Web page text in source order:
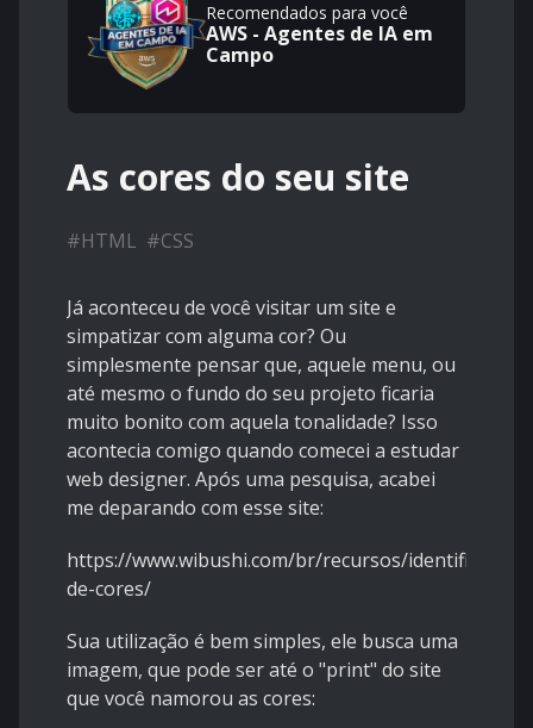
Recomendados para você
AWS - Agentes de IA em
Campo
As cores do seu site
#HTML #CSS
Já aconteceu de você visitar um site e
simpatizar com alguma cor? Ou
simplesmente pensar que, aquele menu, ou
até mesmo o fundo do seu projeto ficaria
muito bonito com aquela tonalidade? Isso
acontecia comigo quando comecei a estudar
web designer. Após uma pesquisa, acabei
me deparando com esse site:
https://www.wibushi.com/br/recursos/identificador-
de-cores/
Sua utilização é bem simples, ele busca uma
imagem, que pode ser até o "print" do site
que você namorou as cores: